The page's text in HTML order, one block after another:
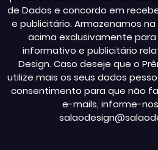
de Dados e concordo em
e publicitário. Armazenamos
acima exclusivamente
informativo e publicitário
Design. Caso deseje que o
utilize mais os seus dados
consentimento para que não
e-mails, informe-